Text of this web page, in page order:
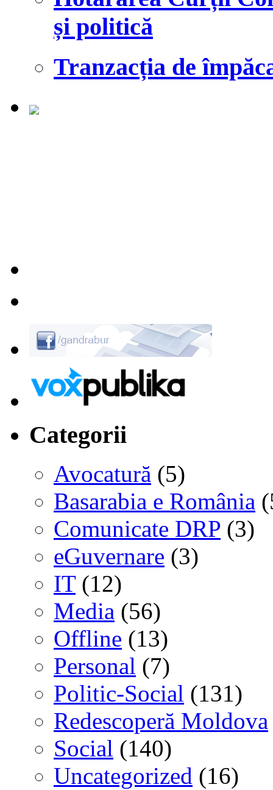
și politică
Tranzacția de
Categorii
Avocatură (5)
Basarabia e România
Comunicate DRP (3)
eGuvernare (3)
IT(12)
Media (56)
Offline (13)
Personal (7)
Politic-Social (131)
Redescoperă Moldova
Social (140)
Uncategorized (16)